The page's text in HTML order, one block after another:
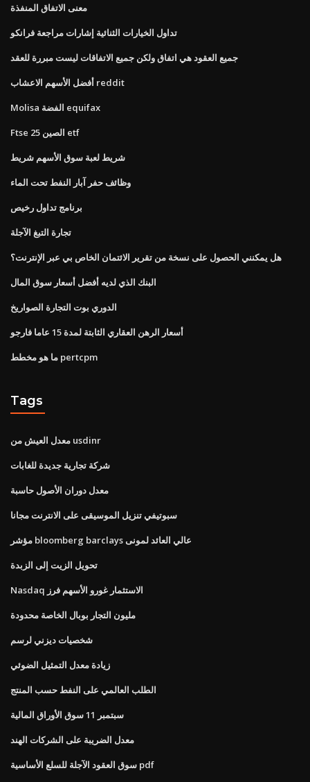
معنى الاتفاق المنفذة
تداول الخيارات الثنائية إشارات مراجعة فرانكو
جميع العقود هي اتفاق ولكن جميع الاتفاقات ليست مبررة للعقد
أفضل الأسهم الاعشاب reddit
Molisa الفضة equifax
Ftse الصين 25 etf
شريط لعبة سوق الأسهم شريط
وظائف حفر آبار النفط تحت الماء
برنامج تداول رخيص
تجارة التبغ الآجلة
هل يمكنني الحصول على نسخة من تقرير الائتمان الخاص بي عبر الإنترنت؟
البنك الذي لديه أفضل أسعار سوق المال
الدوري بوت التجارة الصواريخ
أسعار الرهن العقاري الثابتة لمدة 15 عاما فارجو
ما هو مخطط pertcpm
Tags
معدل العيش من usdinr
شركة تجارية جديدة للغابات
معدل دوران الأصول حاسبة
سبوتيفي تنزيل الموسيقى على الانترنت مجانا
مؤشر bloomberg barclays عالي العائد لمونى
تحويل الزيت إلى الزبدة
Nasdaq الاستثمار غورو الأسهم فرز
مليون التجار بوبال الخاصة محدودة
شخصيات ديزني لرسم
زيادة معدل التمثيل الضوئي
الطلب العالمي على النفط حسب المنتج
سبتمبر 11 سوق الأوراق المالية
معدل الضريبة على الشركات الهند
سوق العقود الآجلة للسلع الأساسية pdf